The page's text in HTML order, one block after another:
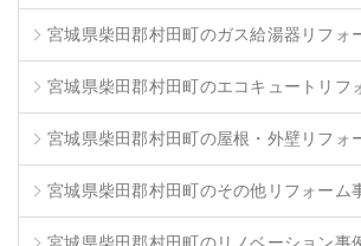
宮城県柴田郡村田町のガス給湯器リフォ
宮城県柴田郡村田町のエコキュートリフ
宮城県柴田郡村田町の屋根・外壁リフォ
宮城県柴田郡村田町のその他リフォーム